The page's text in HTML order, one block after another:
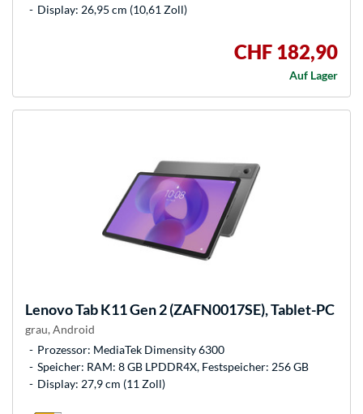
Display: 26,95 cm (10,61 Zoll)
CHF 182,90
Auf Lager
LenovoTab K11 Gen 2 (ZAFN0017SE), Tablet-PC
grau, Android
Prozessor: MediaTek Dimensity 6300
Speicher: RAM: 8 GB LPDDR4X, Festspeicher: 256 GB
Display: 27,9 cm (11 Zoll)